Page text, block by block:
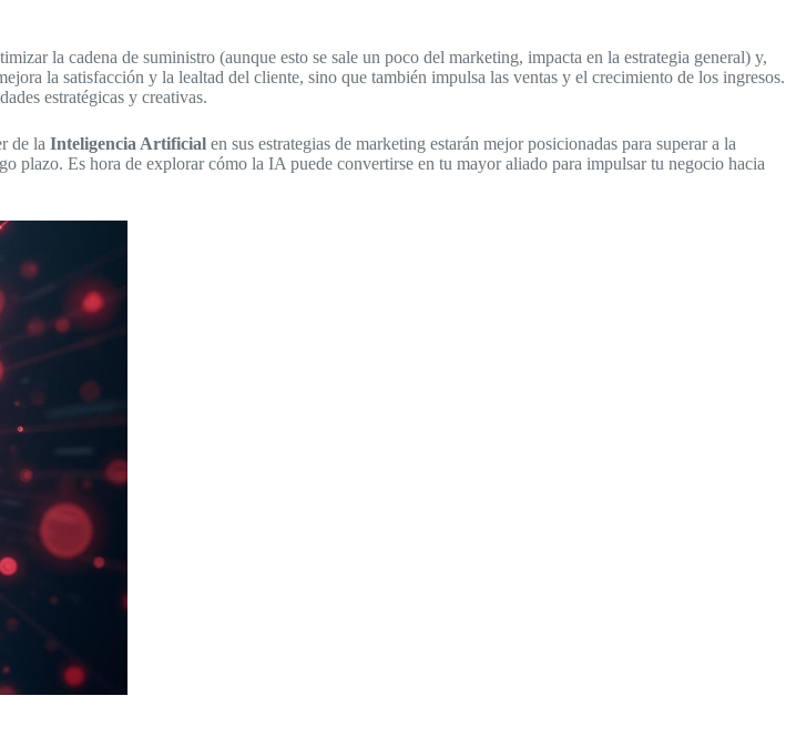
la cadena de suministro (aunque esto se sale un poco del marketing, impacta en la estrategia general) y,
la satisfacción y la lealtad del cliente, sino que también impulsa las ventas y el crecimiento de los ingresos.
estratégicas y creativas.
de la Inteligencia Artificial en sus estrategias de marketing estarán mejor posicionadas para superar a la
plazo. Es hora de explorar cómo la IA puede convertirse en tu mayor aliado para impulsar tu negocio hacia